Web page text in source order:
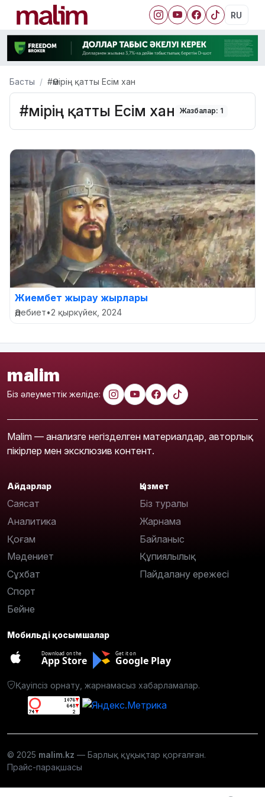
RU
Басты #Әмірің қатты Есім хан
#Әмірің қатты Есім хан Жазбалар: 1
Жиембет жырау жырлары
Әдебиет•2 қыркүйек, 2024
malim
Біз әлеуметтік желіде:
Malim — анализге негізделген материалдар, авторлық
пікірлер мен эксклюзив контент.
Айдарлар
Саясат
Аналитика
Қоғам
Мәдениет
Сұхбат
Спорт
Бейне
Қызмет
Біз туралы
Жарнама
Байланыс
Құпиялылық
Пайдалану ережесі
Мобильді қосымшалар
Download on the
App Store
Get it on
Google Play
Қауіпсіз орнату, жарнамасыз хабарламалар.
© 2025 malim.kz — Барлық құқықтар қорғалған.
Прайс-парақшасы